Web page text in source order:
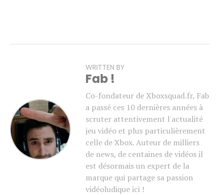
WRITTEN BY
Fab !
Co-fondateur de Xboxsquad.fr, Fab
a passé ces 10 dernières années à
scruter attentivement l'actualité
jeu vidéo et plus particulièrement
celle de Xbox. Auteur de milliers
de news, de centaines de vidéos il
est désormais un expert de la
marque qui partage sa passion
vidéoludique ici !